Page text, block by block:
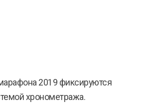
2019 фиксируются
хронометража.